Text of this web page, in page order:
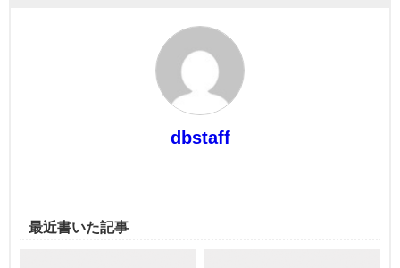
dbstaff
最近書いた記事